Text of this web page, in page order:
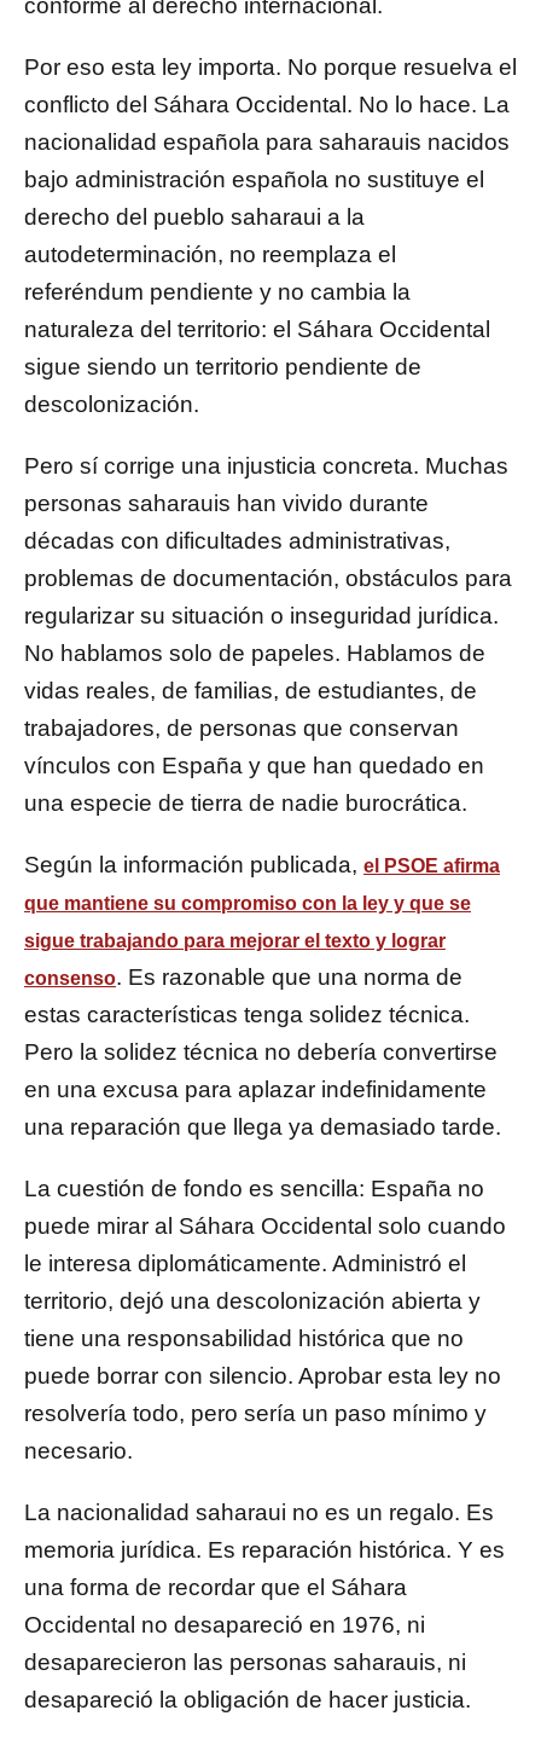
conforme al derecho internacional.
Por eso esta ley importa. No porque resuelva el
conflicto del Sáhara Occidental. No lo hace. La
nacionalidad española para saharauis nacidos
bajo administración española no sustituye el
derecho del pueblo saharaui a la
autodeterminación, no reemplaza el
referéndum pendiente y no cambia la
naturaleza del territorio: el Sáhara Occidental
sigue siendo un territorio pendiente de
descolonización.
Pero sí corrige una injusticia concreta. Muchas
personas saharauis han vivido durante
décadas con dificultades administrativas,
problemas de documentación, obstáculos para
regularizar su situación o inseguridad jurídica.
No hablamos solo de papeles. Hablamos de
vidas reales, de familias, de estudiantes, de
trabajadores, de personas que conservan
vínculos con España y que han quedado en
una especie de tierra de nadie burocrática.
Según la información publicada, el PSOE afirma
que mantiene su compromiso con la ley y que se
sigue trabajando para mejorar el texto y lograr
consenso. Es razonable que una norma de
estas características tenga solidez técnica.
Pero la solidez técnica no debería convertirse
en una excusa para aplazar indefinidamente
una reparación que llega ya demasiado tarde.
La cuestión de fondo es sencilla: España no
puede mirar al Sáhara Occidental solo cuando
le interesa diplomáticamente. Administró el
territorio, dejó una descolonización abierta y
tiene una responsabilidad histórica que no
puede borrar con silencio. Aprobar esta ley no
resolvería todo, pero sería un paso mínimo y
necesario.
La nacionalidad saharaui no es un regalo. Es
memoria jurídica. Es reparación histórica. Y es
una forma de recordar que el Sáhara
Occidental no desapareció en 1976, ni
desaparecieron las personas saharauis, ni
desapareció la obligación de hacer justicia.